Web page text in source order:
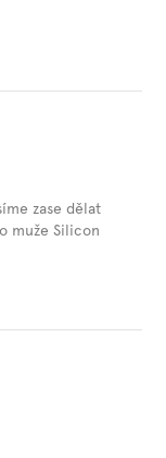
zase dělat
muže Silicon